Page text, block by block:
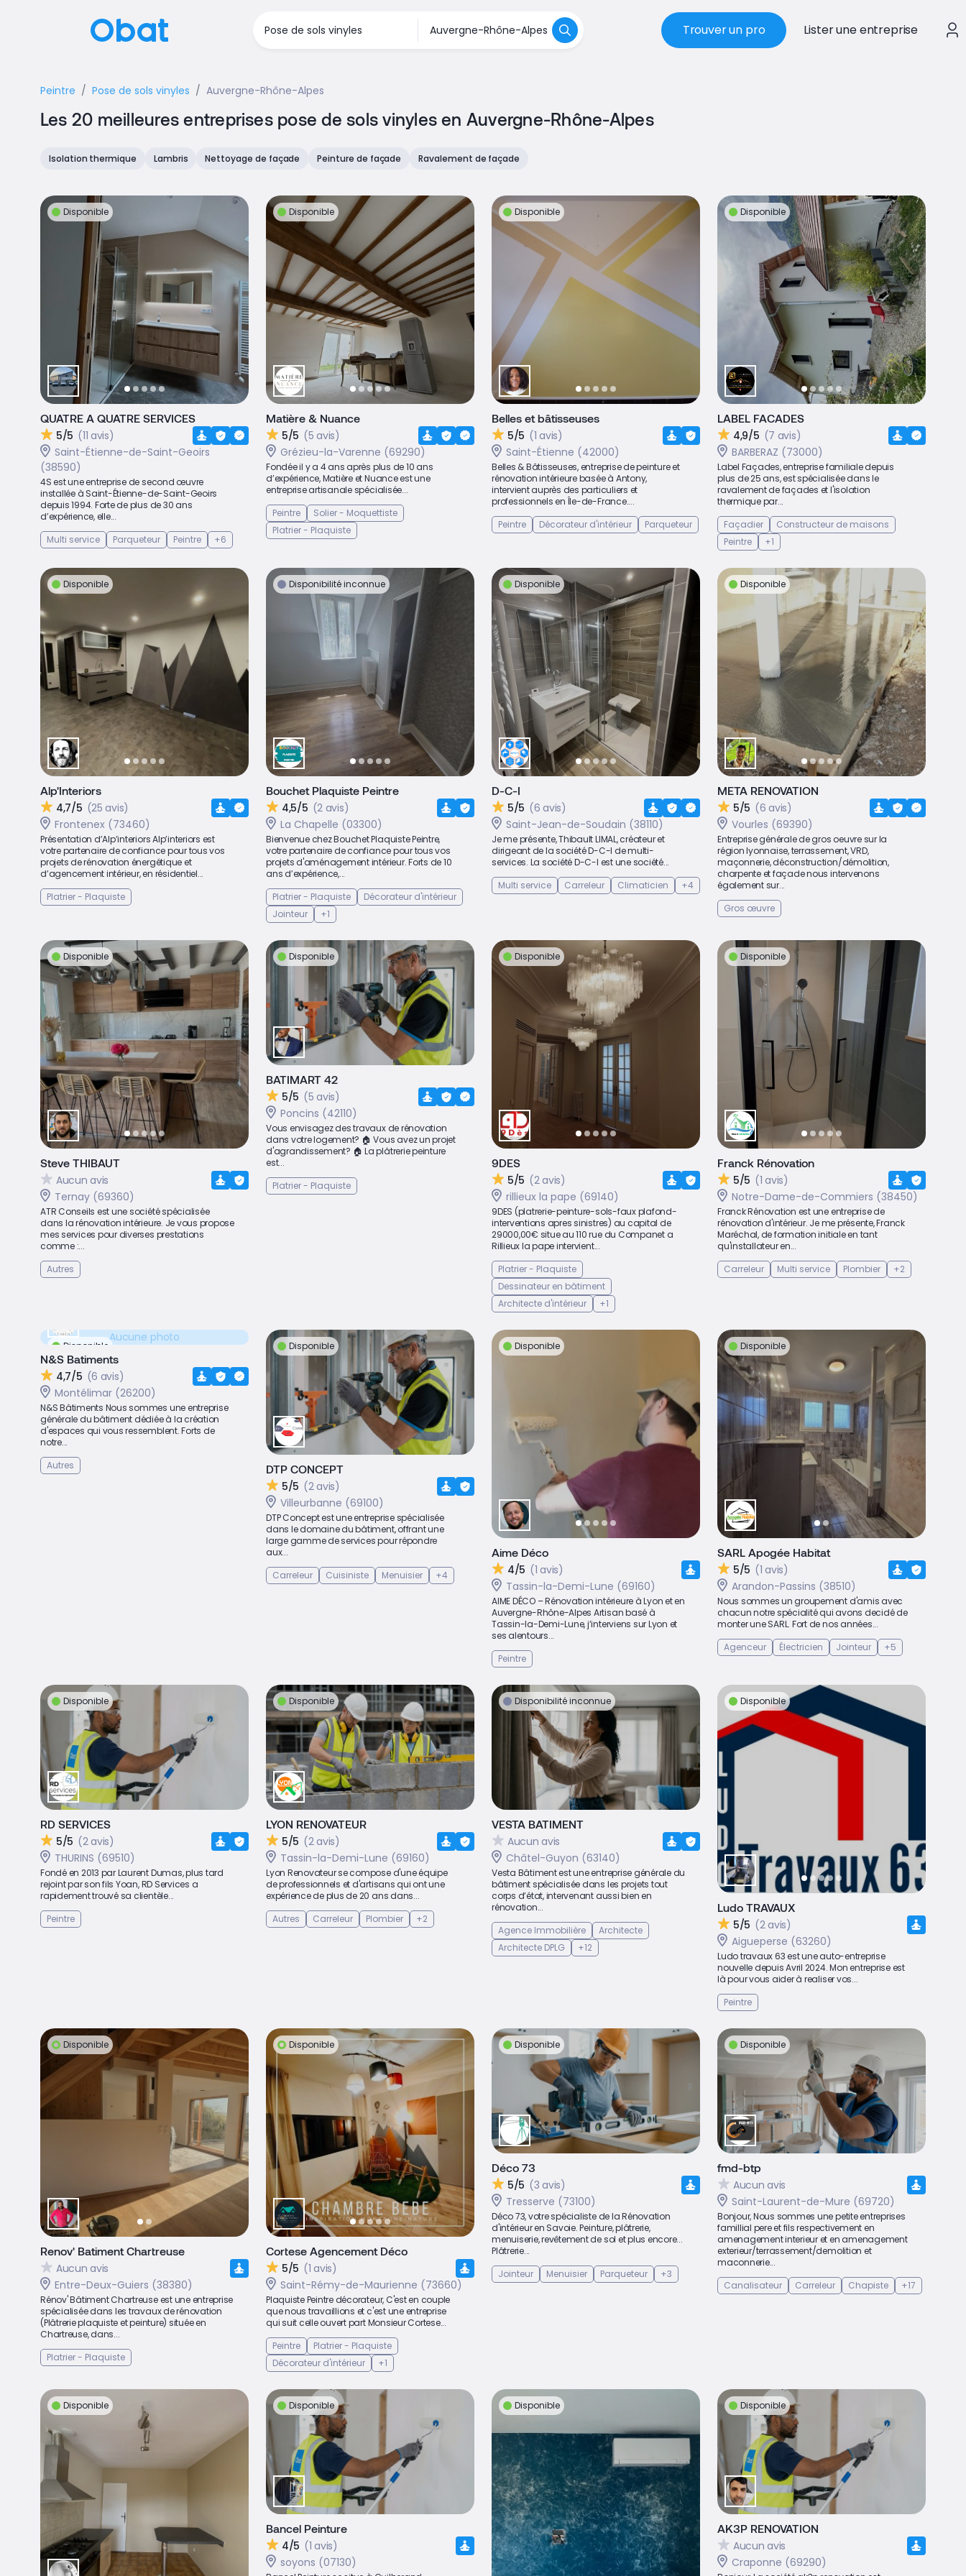
Trouver un pro Lister une entreprise
Peintre Pose de sols vinyles Auvergne-Rhône-Alpes
Les 20 meilleures entreprises pose de sols vinyles en Auvergne-Rhône-Alpes
Isolation thermique Lambris Nettoyage de façade Peinture de façade Ravalement de façade
Disponible
QUATRE A QUATRE SERVICES
5/5 (11 avis)
Saint-Étienne-de-Saint-Geoirs
(38590)
4S est une entreprise de second œuvre
installée à Saint-Étienne-de-Saint-Geoirs
depuis 1994. Forte de plus de 30 ans
d’expérience, elle...
Multi service
Parqueteur Peintre +6
Disponible
Matière & Nuance
5/5 (5 avis)
Grézieu-la-Varenne (69290)
Fondée il y a 4 ans après plus de 10 ans
d’expérience, Matière et Nuance est une
entreprise artisanale spécialisée...
Peintre
Solier - Moquettiste
Platrier - Plaquiste
Disponible
Belles et bâtisseuses
5/5 (1 avis)
Saint-Étienne (42000)
Belles & Bâtisseuses, entreprise de peinture et
rénovation intérieure basée à Antony,
intervient auprès des particuliers et
professionnels en Île-de-France....
Peintre
Décorateur d'intérieur Parqueteur
Disponible
LABEL FACADES
4,9/5 (7 avis)
BARBERAZ (73000)
Label Façades, entreprise familiale depuis
plus de 25 ans, est spécialisée dans le
ravalement de façades et l'isolation
thermique par...
Façadier
Constructeur de maisons
Peintre
+1
Disponible
Alp'Interiors
4,7/5 (25 avis)
Frontenex (73460)
Présentation d’Alp’interiors Alp’interiors est
votre partenaire de confiance pour tous vos
projets de rénovation énergétique et
d’agencement intérieur, en résidentiel...
Platrier - Plaquiste
Disponibilité inconnue
Bouchet Plaquiste Peintre
4,5/5 (2 avis)
La Chapelle (03300)
Bienvenue chez Bouchet Plaquiste Peintre,
votre partenaire de confiance pour tous vos
projets d'aménagement intérieur. Forts de 10
ans d’expérience,...
Platrier - Plaquiste
Décorateur d'intérieur
Jointeur
+1
Disponible
D-C-I
5/5 (6 avis)
Saint-Jean-de-Soudain (38110)
Je me présente, Thibault LIMAL, créateur et
dirigeant de la société D-C-I de multi-
services. La société D-C-I est une société...
Multi service
Carreleur Climaticien +4
Disponible
META RENOVATION
5/5 (6 avis)
Vourles (69390)
Entreprise générale de gros oeuvre sur la
région lyonnaise, terrassement, VRD,
maçonnerie, déconstruction/démolition,
charpente et façade nous intervenons
également sur...
Gros œuvre
Disponible
Steve THIBAUT
Aucun avis
Ternay (69360)
ATR Conseils est une société spécialisée
dans la rénovation intérieure. Je vous propose
mes services pour diverses prestations
comme :...
Autres
Disponible
BATIMART 42
5/5 (5 avis)
Poncins (42110)
Vous envisagez des travaux de rénovation
dans votre logement? 🏠 Vous avez un projet
d'agrandissement? 🏠 La plâtrerie peinture
est...
Platrier - Plaquiste
Disponible
9DES
5/5 (2 avis)
rillieux la pape (69140)
9DES (platrerie-peinture-sols-faux plafond-
interventions apres sinistres) au capital de
29000,00€ situe au 110 rue du Companet a
Rillieux la pape intervient...
Platrier - Plaquiste
Dessinateur en bâtiment
Architecte d'intérieur
+1
Disponible
Franck Rénovation
5/5 (1 avis)
Notre-Dame-de-Commiers (38450)
Franck Rénovation est une entreprise de
rénovation d'intérieur. Je me présente, Franck
Maréchal, de formation initiale en tant
qu'installateur en...
Carreleur
Multi service Plombier +2
Disponible
Aucune photo
N&S Batiments
4,7/5 (6 avis)
Montélimar (26200)
N&S Bâtiments Nous sommes une entreprise
générale du bâtiment dédiée à la création
d'espaces qui vous ressemblent. Forts de
notre...
Autres
Disponible
DTP CONCEPT
5/5 (2 avis)
Villeurbanne (69100)
DTP Concept est une entreprise spécialisée
dans le domaine du bâtiment, offrant une
large gamme de services pour répondre
aux...
Carreleur
Cuisiniste Menuisier +4
Disponible
Aime Déco
4/5 (1 avis)
Tassin-la-Demi-Lune (69160)
AIME DÉCO – Rénovation intérieure à Lyon et en
Auvergne-Rhône-Alpes Artisan basé à
Tassin-la-Demi-Lune, j’interviens sur Lyon et
ses alentours...
Peintre
Disponible
SARL Apogée Habitat
5/5 (1 avis)
Arandon-Passins (38510)
Nous sommes un groupement d'amis avec
chacun notre spécialité qui avons decidé de
monter une SARL. Fort de nos années...
Agenceur
Électricien Jointeur +5
Disponible
RD SERVICES
5/5 (2 avis)
THURINS (69510)
Fondé en 2013 par Laurent Dumas, plus tard
rejoint par son fils Yoan, RD Services a
rapidement trouvé sa clientèle...
Peintre
Disponible
LYON RENOVATEUR
5/5 (2 avis)
Tassin-la-Demi-Lune (69160)
Lyon Renovateur se compose d'une équipe
de professionnels et d'artisans qui ont une
expérience de plus de 20 ans dans...
Autres
Carreleur Plombier +2
Disponibilité inconnue
VESTA BATIMENT
Aucun avis
Châtel-Guyon (63140)
Vesta Bâtiment est une entreprise générale du
bâtiment spécialisée dans les projets tout
corps d’état, intervenant aussi bien en
rénovation...
Agence Immobilière
Architecte
Architecte DPLG
+12
Disponible
Ludo TRAVAUX
5/5 (2 avis)
Aigueperse (63260)
Ludo travaux 63 est une auto-entreprise
nouvelle depuis Avril 2024. Mon entreprise est
là pour vous aider à realiser vos...
Peintre
Disponible
Renov' Batiment Chartreuse
Aucun avis
Entre-Deux-Guiers (38380)
Rénov' Bâtiment Chartreuse est une entreprise
spécialisée dans les travaux de rénovation
(Plâtrerie plaquiste et peinture) située en
Chartreuse, dans...
Platrier - Plaquiste
Disponible
Cortese Agencement Déco
5/5 (1 avis)
Saint-Rémy-de-Maurienne (73660)
Plaquiste Peintre décorateur, C'est en couple
que nous travaillions et c'est une entreprise
qui suit celle ouvert part Monsieur Cortese...
Peintre
Platrier - Plaquiste
Décorateur d'intérieur
+1
Disponible
Déco 73
5/5 (3 avis)
Tresserve (73100)
Déco 73, votre spécialiste de la Rénovation
d'intérieur en Savoie. Peinture, plâtrerie,
menuiserie, revêtement de sol et plus encore...
Plâtrerie...
Jointeur
Menuisier Parqueteur +3
Disponible
fmd-btp
Aucun avis
Saint-Laurent-de-Mure (69720)
Bonjour, Nous sommes une petite entreprises
famillial pere et fils respectivement en
amenagement interieur et en amenagement
exterieur/terrassement/demolition et
maconnerie...
Canalisateur
Carreleur Chapiste +17
Disponible Disponible
Bancel Peinture
4/5 (1 avis)
soyons (07130)
Disponible Disponible
AK3P RENOVATION
Aucun avis
Craponne (69290)